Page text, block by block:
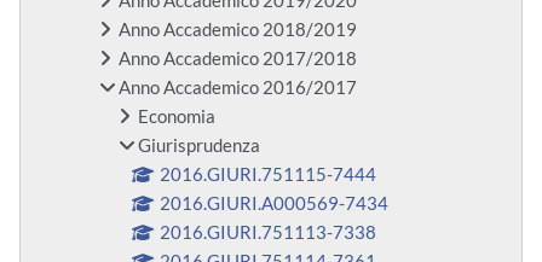
Anno Accademico 2018/2019
Anno Accademico 2017/2018
Anno Accademico 2016/2017
Economia
Giurisprudenza
2016.GIURI.751115-7444
2016.GIURI.A000569-7434
2016.GIURI.751113-7338